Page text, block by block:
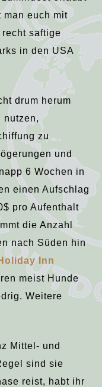
man euch mit
saftige
in den USA
drum herum
nutzen,
zu
und
6 Wochen in
einen Aufschlag
pro Aufenthalt
die Anzahl
nach Süden hin
Inn
meist Hunde
Weitere
Mittel- und
sind sie
reist, habt ihr